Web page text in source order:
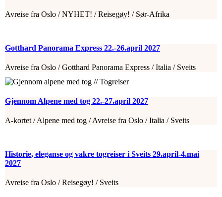
Avreise fra Oslo / NYHET! / Reisegøy! / Sør-Afrika
Gotthard Panorama Express 22.-26.april 2027
Avreise fra Oslo / Gotthard Panorama Express / Italia / Sveits
Gjennom Alpene med tog 22.-27.april 2027
A-kortet / Alpene med tog / Avreise fra Oslo / Italia / Sveits
Historie, eleganse og vakre togreiser i Sveits 29.april-4.mai
2027
Avreise fra Oslo / Reisegøy! / Sveits